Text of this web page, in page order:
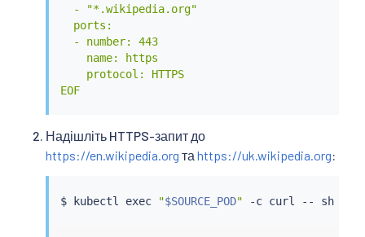
  - "*.wikipedia.org"
  ports:
  - number: 443
    name: https
    protocol: HTTPS
EOF
Надішліть HTTPS-запит до
https://en.wikipedia.org та https://uk.wikipedia.org:
$ kubectl exec "$SOURCE_POD" -c curl -- sh -c